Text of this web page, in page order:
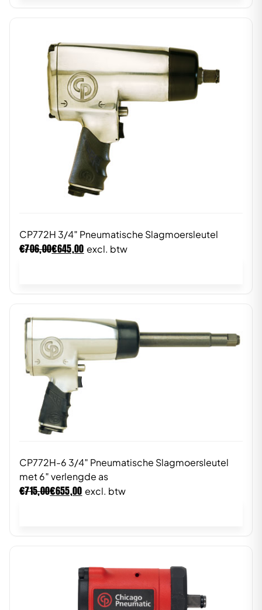
CP772H 3/4″ Pneumatische Slagmoersleutel
€706,00€645,00 excl. btw
CP772H-6 3/4″ Pneumatische Slagmoersleutel
met 6″ verlengde as
€715,00€655,00 excl. btw